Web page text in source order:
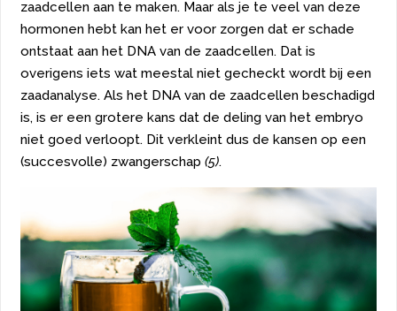
zaadcellen aan te maken. Maar als je te veel van deze
hormonen hebt kan het er voor zorgen dat er schade
ontstaat aan het DNA van de zaadcellen. Dat is
overigens iets wat meestal niet gecheckt wordt bij een
zaadanalyse. Als het DNA van de zaadcellen beschadigd
is, is er een grotere kans dat de deling van het embryo
niet goed verloopt. Dit verkleint dus de kansen op een
(succesvolle) zwangerschap(5).